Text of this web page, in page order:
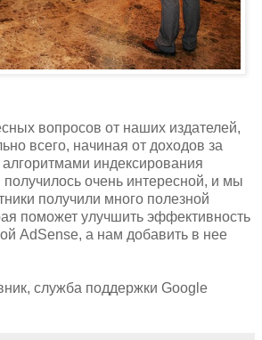
вопросов от наших издателей,
всего, начиная от доходов за
алгоритмами индексирования
получилось очень интересной, и мы
получили много полезной
поможет улучшить эффективность
AdSense, а нам добавить в нее
служба поддержки Google